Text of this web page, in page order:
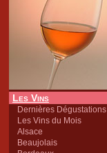
Les Vins
Dernières Dégustations
Les Vins du Mois
Alsace
Beaujolais